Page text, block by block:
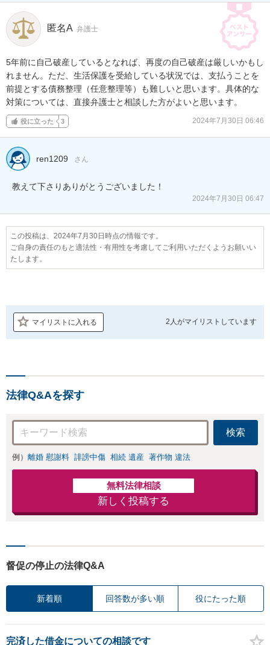
匿名A 弁護士
5年前に自己破産しているとなれば、再度の自己破産は厳しいかもし
れません。ただ、生活保護を受給している状況では、支払うことを
前提とする債務整理（任意整理等）も難しいと思います。具体的な
対策については、直接弁護士と相談した方がよいと思います。
役に立った 3 2024年7月30日 06:46
ren1209 さん
教えて下さりありがとうございました！
2024年7月30日 06:47
この投稿は、2024年7月30日時点の情報です。
ご自身の責任のもと適法性・有用性を考慮してご利用いただくようお願いい
たします。
マイリストに入れる 2人がマイリストしています
法律Q&Aを探す
検索
例） 離婚 慰謝料 誹謗中傷 相続 遺産 著作物 違法
無料法律相談
新しく投稿する
督促の停止の法律Q&A
新着順 回答数が多い順 役にたった順
完済した借金についての相談です